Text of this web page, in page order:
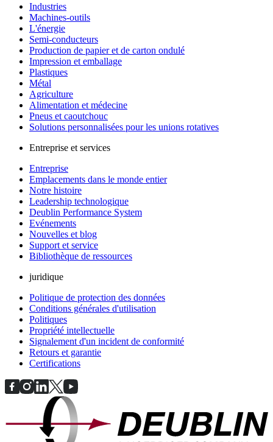
Industries
Machines-outils
L'énergie
Semi-conducteurs
Production de papier et de carton ondulé
Impression et emballage
Plastiques
Métal
Agriculture
Alimentation et médecine
Pneus et caoutchouc
Solutions personnalisées pour les unions rotatives
Entreprise et services
Entreprise
Emplacements dans le monde entier
Notre histoire
Leadership technologique
Deublin Performance System
Evénements
Nouvelles et blog
Support et service
Bibliothèque de ressources
juridique
Politique de protection des données
Conditions générales d'utilisation
Politiques
Propriété intellectuelle
Signalement d'un incident de conformité
Retours et garantie
Certifications